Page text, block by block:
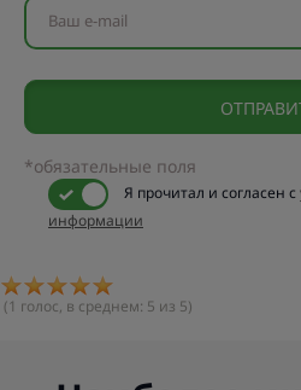
Ваш e-mail
*обязательные поля
Я прочитал и согласен с
информации
(1 голос, в среднем: 5 из 5)